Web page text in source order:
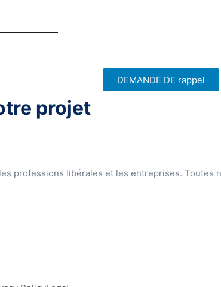
projet
DEMANDE DE rappel
professions libérales et les entreprises. Toutes